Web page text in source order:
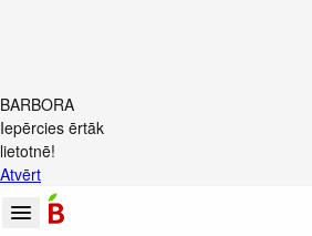
BARBORA
Iepērcies ērtāk
lietotnē!
Atvērt